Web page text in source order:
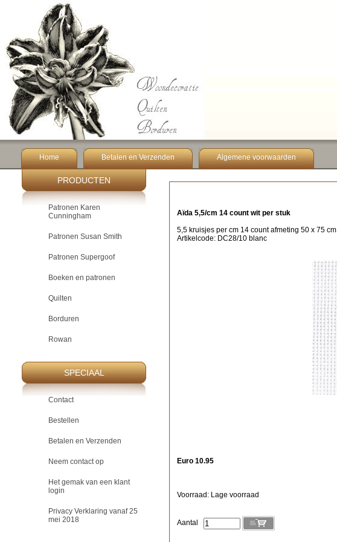
Home Betalen en Verzenden Algemene voorwaarden
PRODUCTEN
Patronen Karen
Cunningham
Patronen Susan Smith
Patronen Supergoof
Boeken en patronen
Quilten
Borduren
Rowan
SPECIAAL
Contact
Bestellen
Betalen en Verzenden
Neem contact op
Het gemak van een klant
login
Privacy Verklaring vanaf 25
mei 2018
Aïda 5,5/cm 14 count wit per stuk
5,5 kruisjes per cm 14 count afmeting 50 x 75 cm
Artikelcode: DC28/10 blanc
Euro 10.95
Voorraad: Lage voorraad
Aantal